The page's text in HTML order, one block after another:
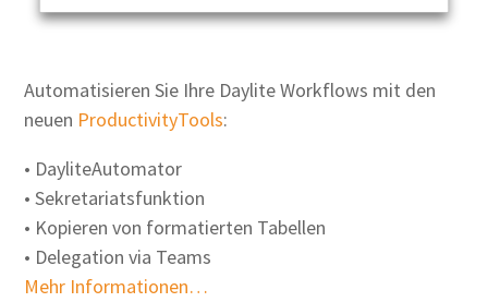
Automatisieren Sie Ihre Daylite Workflows mit den
neuen ProductivityTools:
• DayliteAutomator
• Sekretariatsfunktion
• Kopieren von formatierten Tabellen
• Delegation via Teams
Mehr Informationen…